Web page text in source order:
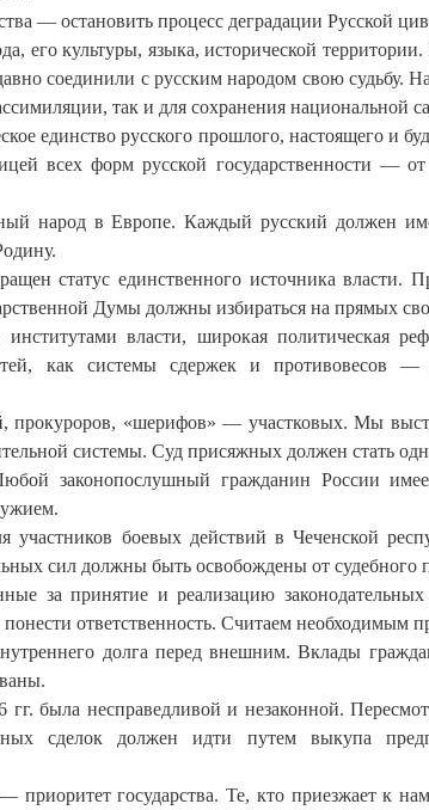
— остановить процесс деградации Русской
его культуры, языка, исторической
соединили с русским народом свою судьбу.
так и для сохранения национальной
единство русского прошлого, настоящего и
всех форм русской государственности —
народ в Европе. Каждый русский должен
статус единственного источника власти.
Думы должны избираться на прямых
власти, широкая политическая
как системы сдержек и противовесов —
прокуроров, «шерифов» — участковых. Мы
системы. Суд присяжных должен стать
законопослушный гражданин России
участников боевых действий в Чеченской
сил должны быть освобождены от судебного
за принятие и реализацию
ответственность. Считаем необходимым
долга перед внешним. Вклады
гг. была несправедливой и незаконной.
сделок должен идти путем выкупа
приоритет государства. Те, кто приезжает к